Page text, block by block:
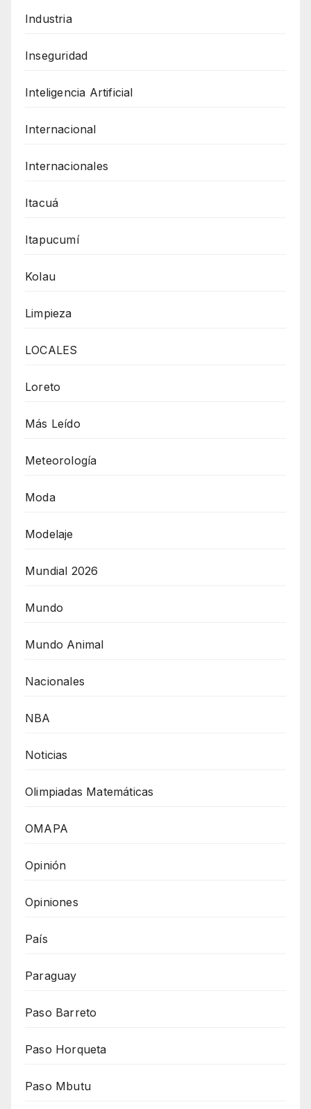
Industria
Inseguridad
Inteligencia Artificial
Internacional
Internacionales
Itacuá
Itapucumí
Kolau
Limpieza
LOCALES
Loreto
Más Leído
Meteorología
Moda
Modelaje
Mundial 2026
Mundo
Mundo Animal
Nacionales
NBA
Noticias
Olimpiadas Matemáticas
OMAPA
Opinión
Opiniones
País
Paraguay
Paso Barreto
Paso Horqueta
Paso Mbutu